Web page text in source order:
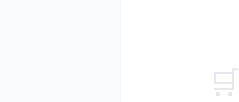
🛒